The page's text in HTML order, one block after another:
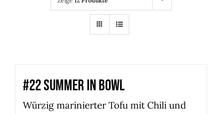
#22 SUMMER IN BOWL
Würzig marinierter Tofu mit Chili und